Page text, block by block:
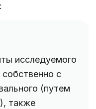
исследуемого
с
(путем
также